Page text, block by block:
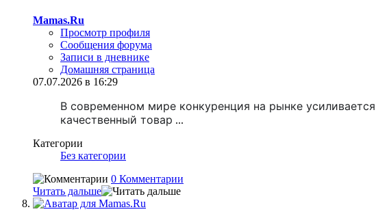
Mamas.Ru
Просмотр профиля
Сообщения форума
Записи в дневнике
Домашняя страница
07.07.2026 в 16:29
В современном мире конкуренция на рынке
качественный товар ...
Категории
Без категории
0 Комментарии
Читать дальше